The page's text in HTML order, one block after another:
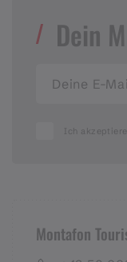
Dein
Ich
Montafon